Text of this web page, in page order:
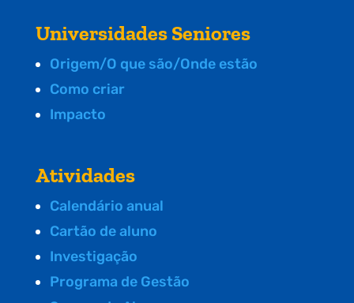
Universidades Seniores
Origem/O que são/Onde estão
Como criar
Impacto
Atividades
Calendário anual
Cartão de aluno
Investigação
Programa de Gestão